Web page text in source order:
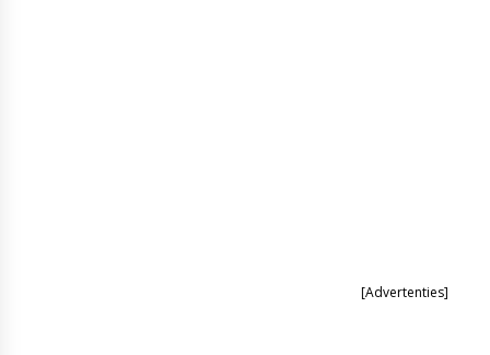
[Advertenties]